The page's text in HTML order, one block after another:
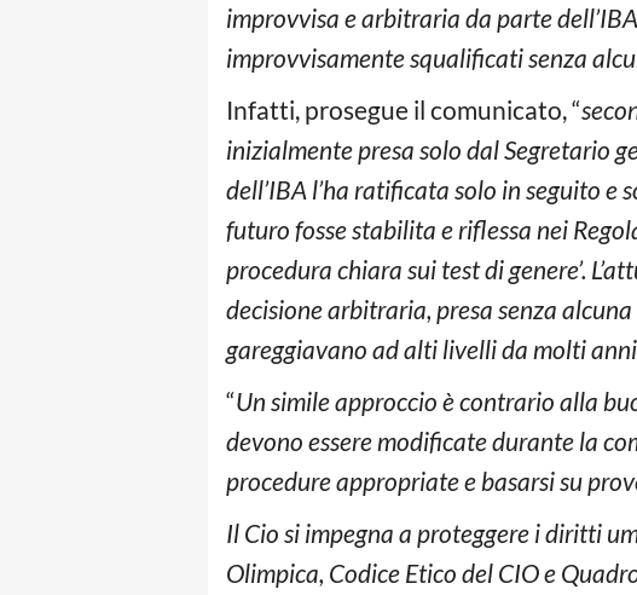
improvvisa e arbitraria da parte
improvvisamente squalificati senza
Infatti, prosegue il comunicato, “
inizialmente presa solo dal Segretario
dell’IBA l’ha ratificata solo in seguito e
futuro fosse stabilita e riflessa nei
procedura chiara sui test di genere’.
decisione arbitraria, presa senza
gareggiavano ad alti livelli da molti anni
“Un simile approccio è contrario alla
devono essere modificate durante la
procedure appropriate e basarsi su
Il Cio si impegna a proteggere i diritti
Olimpica, Codice Etico del CIO e